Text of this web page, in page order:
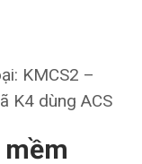
KMCS2 –
K4 dùng ACS